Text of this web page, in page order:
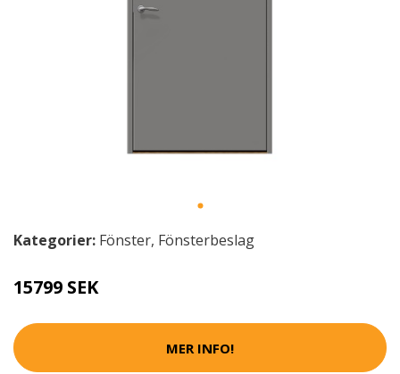
Kategorier: Fönster, Fönsterbeslag
15799 SEK
MER INFO!